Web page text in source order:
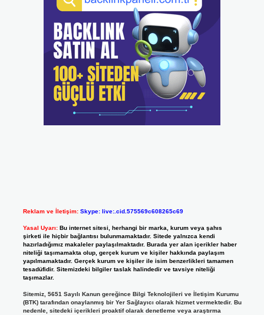
Reklam ve İletişim: Skype: live:.cid.575569c608265c69
Yasal Uyarı: Bu internet sitesi, herhangi bir marka, kurum veya şahıs
şirketi ile hiçbir bağlantısı bulunmamaktadır. Sitede yalnızca kendi
hazırladığımız makaleler paylaşılmaktadır. Burada yer alan içerikler haber
niteliği taşımamakta olup, gerçek kurum ve kişiler hakkında paylaşım
yapılmamaktadır. Gerçek kurum ve kişiler ile isim benzerlikleri tamamen
tesadüfidir. Sitemizdeki bilgiler taslak halindedir ve tavsiye niteliği
taşımazlar.
Sitemiz, 5651 Sayılı Kanun gereğince Bilgi Teknolojileri ve İletişim Kurumu
(BTK) tarafından onaylanmış bir Yer Sağlayıcı olarak hizmet vermektedir. Bu
nedenle, sitedeki içerikleri proaktif olarak denetleme veya araştırma